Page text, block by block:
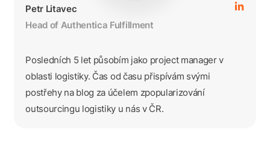
Petr Litavec
Head of Authentica Fulfillment
Posledních 5 let působím jako project manager v
oblasti logistiky. Čas od času přispívám svými
postřehy na blog za účelem zpopularizování
outsourcingu logistiky u nás v ČR.